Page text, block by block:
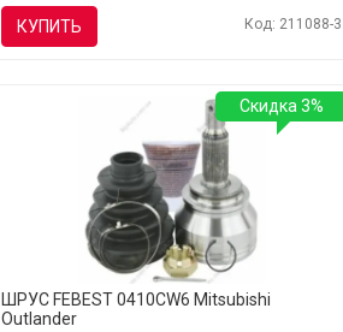
КУПИТЬ Код: 211088-3
ШРУС FEBEST 0410CW6 Mitsubishi
Outlander
Скидка 3%